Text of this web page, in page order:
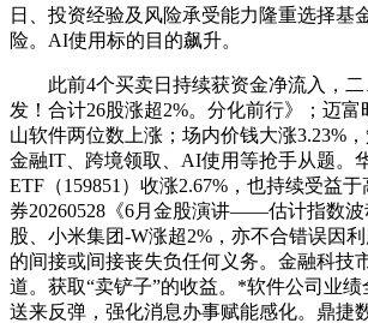
日、投资经验及风险承受能力隆重选择基
险。AI使用标的目的飙升。
此前4个买卖日持续获资金净流入，二
发！合计26股涨超2%。分化前行》；迈
山软件两位数上涨；场内价钱大涨3.23%，
金融IT、跨境领取、AI使用等抢手从题。
ETF（159851）收涨2.67%，也持续受益
券20260528《6月金股演讲——估计指数
股、小米集团-W涨超2%，亦不合错误因
的间接或间接丧失负任何义务。金融科技
道。获取“卖铲子”的收益。*软件公司业
送来反弹，强化消息办事赋能感化。鼎捷